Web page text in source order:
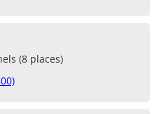
(8 places)